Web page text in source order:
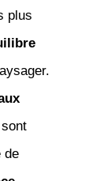
plus
de